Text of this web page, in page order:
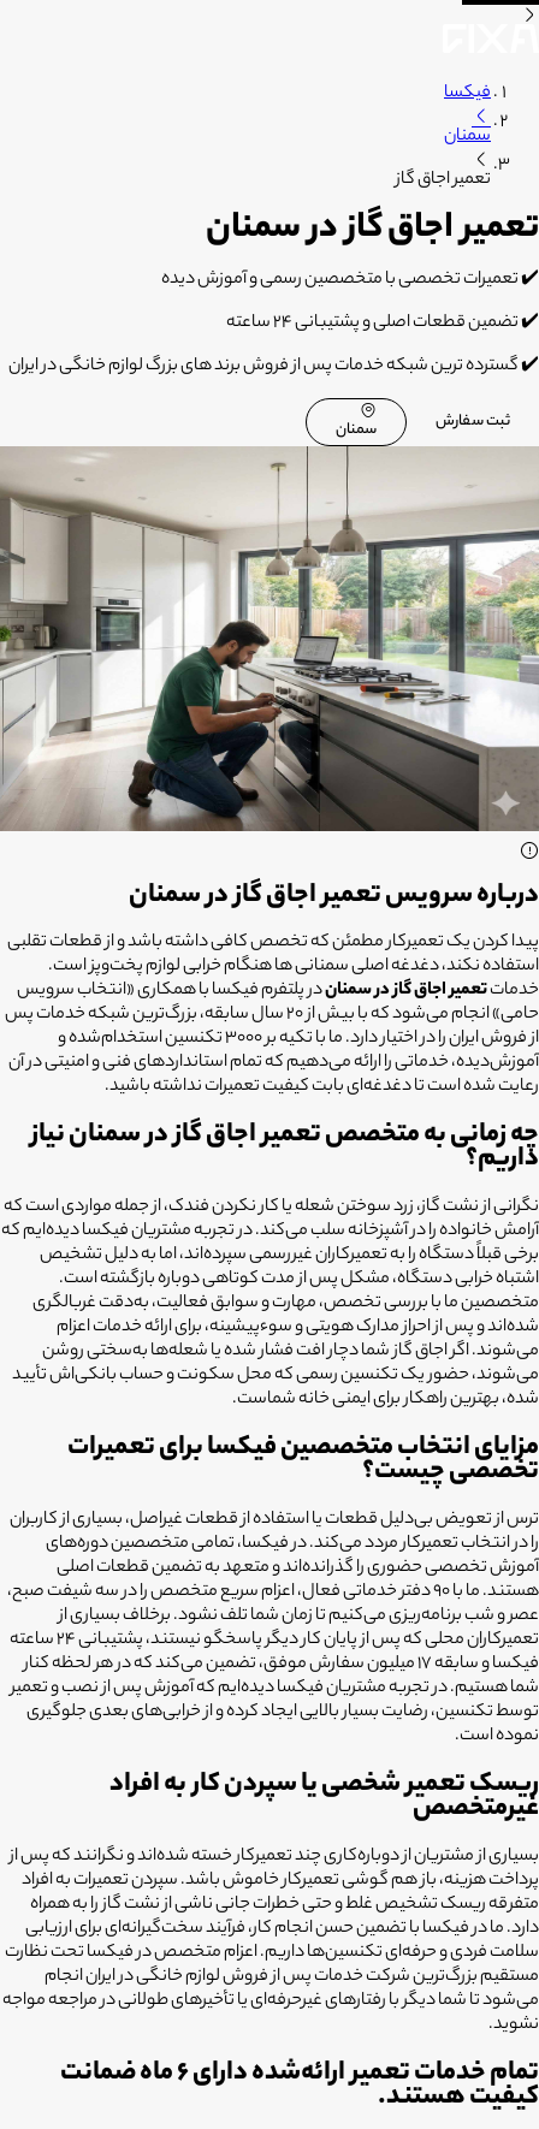
فیکسا
سمنان
تعمیر اجاق گاز
تعمیر اجاق گاز در سمنان
✔️ تعمیرات تخصصی با متخصصین رسمی و آموزش دیده
✔️ تضمین قطعات اصلی و پشتیبانی 24 ساعته
✔️ گسترده ترین شبکه خدمات پس از فروش برند های بزرگ لوازم خانگی در ایران
ثبت سفارش سمنان
درباره سرویس تعمیر اجاق گاز در سمنان
پیدا کردن یک تعمیرکار مطمئن که تخصص کافی داشته باشد و از قطعات تقلبی
استفاده نکند، دغدغه اصلی سمنانی ها هنگام خرابی لوازم پخت‌وپز است.
خدماتتعمیر اجاق گاز در سمناندر پلتفرم فیکسا با همکاری «انتخاب سرویس
حامی» انجام می‌شود که با بیش از ۲۰ سال سابقه، بزرگ‌ترین شبکه خدمات پس
از فروش ایران را در اختیار دارد. ما با تکیه بر ۳۰۰۰ تکنسین استخدام‌شده و
آموزش‌دیده، خدماتی را ارائه می‌دهیم که تمام استانداردهای فنی و امنیتی در آن
رعایت شده است تا دغدغه‌ای بابت کیفیت تعمیرات نداشته باشید.
چه زمانی به متخصص تعمیر اجاق گاز در سمنان نیاز
داریم؟
نگرانی از نشت گاز، زرد سوختن شعله یا کار نکردن فندک، از جمله مواردی است که
آرامش خانواده را در آشپزخانه سلب می‌کند. در تجربه مشتریان فیکسا دیده‌ایم که
برخی قبلاً دستگاه را به تعمیرکاران غیررسمی سپرده‌اند، اما به دلیل تشخیص
اشتباه خرابی دستگاه، مشکل پس از مدت کوتاهی دوباره بازگشته است.
متخصصین ما با بررسی تخصص، مهارت و سوابق فعالیت، به‌دقت غربالگری
شده‌اند و پس از احراز مدارک هویتی و سوءپیشینه، برای ارائه خدمات اعزام
می‌شوند. اگر اجاق گاز شما دچار افت فشار شده یا شعله‌ها به‌سختی روشن
می‌شوند، حضور یک تکنسین رسمی که محل سکونت و حساب بانکی‌اش تأیید
شده، بهترین راهکار برای ایمنی خانه شماست.
مزایای انتخاب متخصصین فیکسا برای تعمیرات
تخصصی چیست؟
ترس از تعویض بی‌دلیل قطعات یا استفاده از قطعات غیراصل، بسیاری از کاربران
را در انتخاب تعمیرکار مردد می‌کند. در فیکسا، تمامی متخصصین دوره‌های
آموزش تخصصی حضوری را گذرانده‌اند و متعهد به تضمین قطعات اصلی
هستند. ما با ۹۰ دفتر خدماتی فعال، اعزام سریع متخصص را در سه شیفت صبح،
عصر و شب برنامه‌ریزی می‌کنیم تا زمان شما تلف نشود. برخلاف بسیاری از
تعمیرکاران محلی که پس از پایان کار دیگر پاسخگو نیستند، پشتیبانی ۲۴ ساعته
فیکسا و سابقه ۱۷ میلیون سفارش موفق، تضمین می‌کند که در هر لحظه کنار
شما هستیم. در تجربه مشتریان فیکسا دیده‌ایم که آموزش پس از نصب و تعمیر
توسط تکنسین، رضایت بسیار بالایی ایجاد کرده و از خرابی‌های بعدی جلوگیری
نموده است.
ریسک تعمیر شخصی یا سپردن کار به افراد
غیرمتخصص
بسیاری از مشتریان از دوباره‌کاری چند تعمیرکار خسته شده‌اند و نگرانند که پس از
پرداخت هزینه، باز هم گوشی تعمیرکار خاموش باشد. سپردن تعمیرات به افراد
متفرقه ریسک تشخیص غلط و حتی خطرات جانی ناشی از نشت گاز را به همراه
دارد. ما در فیکسا با تضمین حسن انجام کار، فرآیند سخت‌گیرانه‌ای برای ارزیابی
سلامت فردی و حرفه‌ای تکنسین‌ها داریم. اعزام متخصص در فیکسا تحت نظارت
مستقیم بزرگ‌ترین شرکت خدمات پس از فروش لوازم خانگی در ایران انجام
می‌شود تا شما دیگر با رفتارهای غیرحرفه‌ای یا تأخیرهای طولانی در مراجعه مواجه
نشوید.
تمام خدمات تعمیر ارائه‌شده دارای ۶ ماه ضمانت
کیفیت هستند.